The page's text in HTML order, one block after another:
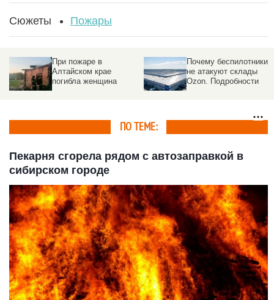
Сюжеты Пожары
При пожаре в
Алтайском крае
погибла женщина
Почему беспилотники
не атакуют склады
Ozon. Подробности
ПО ТЕМЕ:
Пекарня сгорела рядом с автозаправкой в
сибирском городе